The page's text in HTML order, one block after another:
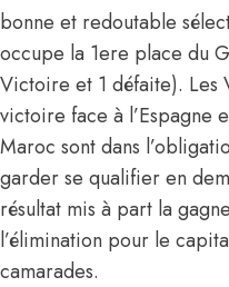
bonne et redoutable
occupe la 1ere place du
Victoire et 1 défaite). Les
victoire face à l’Espagne
Maroc sont dans
garder se qualifier en
résultat mis à part la
l’élimination pour le
camarades.